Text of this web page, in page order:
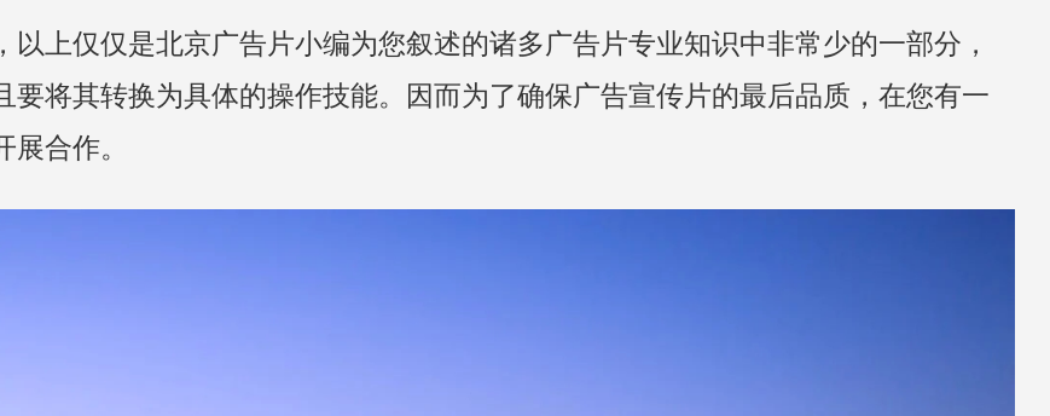
以上仅仅是北京广告片小编为您叙述的诸多广告片专业知识中非常少的一部分，
将其转换为具体的操作技能。因而为了确保广告宣传片的最后品质，在您有一
展合作。